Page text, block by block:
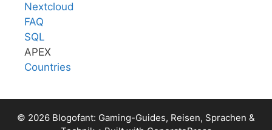
Nextcloud
FAQ
SQL
APEX
Countries
© 2026 Blogofant: Gaming-Guides, Reisen, Sprachen &